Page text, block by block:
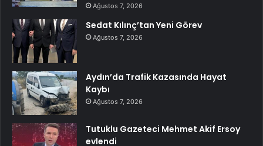
Ağustos 7, 2026
Sedat Kılınç’tan Yeni Görev
Ağustos 7, 2026
Aydın’da Trafik Kazasında Hayat
Kaybı
Ağustos 7, 2026
Tutuklu Gazeteci Mehmet Akif Ersoy
evlendi